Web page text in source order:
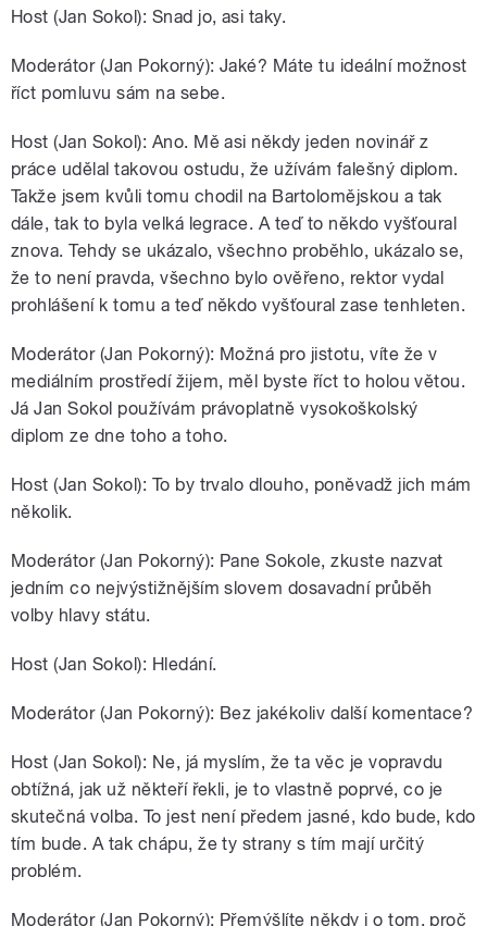
Host (Jan Sokol): Snad jo, asi taky.
Moderátor (Jan Pokorný): Jaké? Máte tu ideální možnost
říct pomluvu sám na sebe.
Host (Jan Sokol): Ano. Mě asi někdy jeden novinář z
práce udělal takovou ostudu, že užívám falešný diplom.
Takže jsem kvůli tomu chodil na Bartolomějskou a tak
dále, tak to byla velká legrace. A teď to někdo vyšťoural
znova. Tehdy se ukázalo, všechno proběhlo, ukázalo se,
že to není pravda, všechno bylo ověřeno, rektor vydal
prohlášení k tomu a teď někdo vyšťoural zase tenhleten.
Moderátor (Jan Pokorný): Možná pro jistotu, víte že v
mediálním prostředí žijem, měl byste říct to holou větou.
Já Jan Sokol používám právoplatně vysokoškolský
diplom ze dne toho a toho.
Host (Jan Sokol): To by trvalo dlouho, poněvadž jich mám
několik.
Moderátor (Jan Pokorný): Pane Sokole, zkuste nazvat
jedním co nejvýstižnějším slovem dosavadní průběh
volby hlavy státu.
Host (Jan Sokol): Hledání.
Moderátor (Jan Pokorný): Bez jakékoliv další komentace?
Host (Jan Sokol): Ne, já myslím, že ta věc je vopravdu
obtížná, jak už někteří řekli, je to vlastně poprvé, co je
skutečná volba. To jest není předem jasné, kdo bude, kdo
tím bude. A tak chápu, že ty strany s tím mají určitý
problém.
Moderátor (Jan Pokorný): Přemýšlíte někdy i o tom, proč